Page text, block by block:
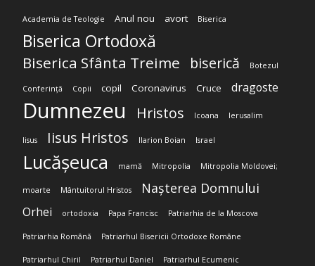
Academia de Teologie Anul nou avort Biserica
Biserica Ortodoxă
Biserica Sfânta Treime biserică Botezul
Conferință Copii copil Coronavirus Cruce dragoste
Dumnezeu Hristos Icoana Ierusalim
Iisus Iisus Hristos Ilarion Boian Israel
Lucășeuca mamă Mitropolia Mitropolia Moldovei;
moarte Mântuitorul Hristos Nașterea Domnului
Orhei ortodoxia Papa Francisc Patriarhia de la Moscova
Patriarhia Română Patriarhul Bisericii Ortodoxe Române
Patriarhul Chiril Patriarhul Daniel Patriarhul Ecumenic